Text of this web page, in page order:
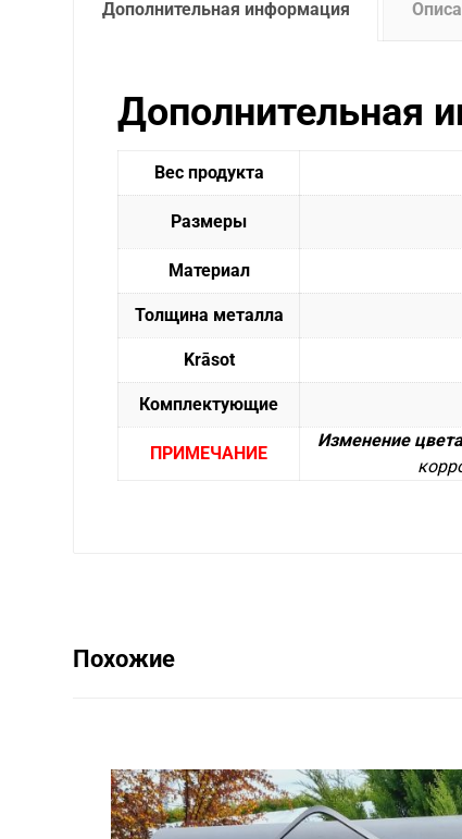
Дополнительная информация
Дополнительная
Вес продукта
Размеры
Материал
Толщина металла
Krāsot
Комплектующие
ПРИМЕЧАНИЕ
Изменение
Похожие